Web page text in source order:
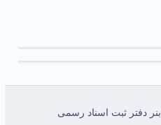
بنر دفتر ثبت اسناد رسمی